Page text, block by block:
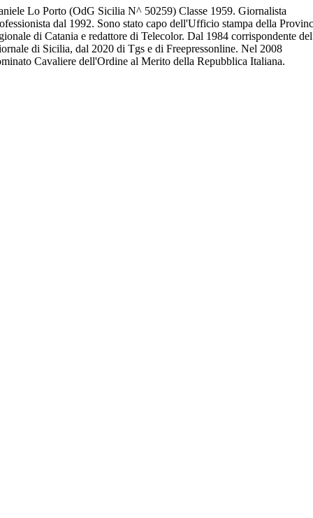
Lo Porto (OdG Sicilia N^ 50259) Classe 1959. Giornalista
dal 1992. Sono stato capo dell'Ufficio stampa della
di Catania e redattore di Telecolor. Dal 1984 corrispondente del
di Sicilia, dal 2020 di Tgs e di Freepressonline. Nel 2008
Cavaliere dell'Ordine al Merito della Repubblica Italiana.